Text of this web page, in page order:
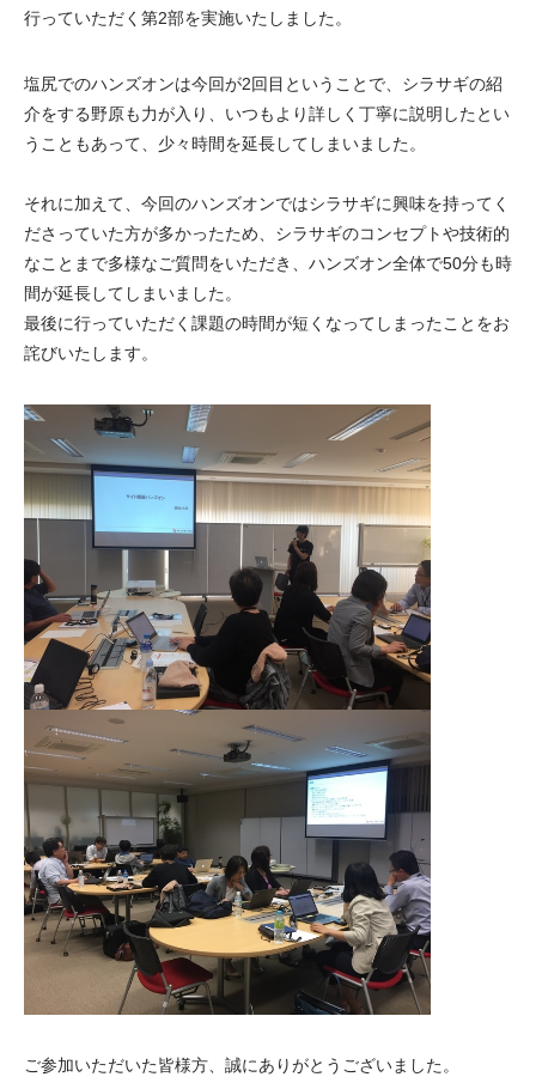
行っていただく第2部を実施いたしました。
塩尻でのハンズオンは今回が2回目ということで、シラサギの紹
介をする野原も力が入り、いつもより詳しく丁寧に説明したとい
うこともあって、少々時間を延長してしまいました。
それに加えて、今回のハンズオンではシラサギに興味を持ってく
ださっていた方が多かったため、シラサギのコンセプトや技術的
なことまで多様なご質問をいただき、ハンズオン全体で50分も時
間が延長してしまいました。
最後に行っていただく課題の時間が短くなってしまったことをお
詫びいたします。
ご参加いただいた皆様方、誠にありがとうございました。